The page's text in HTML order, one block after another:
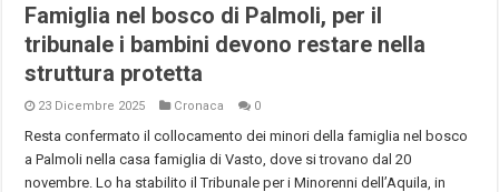
Famiglia nel bosco di Palmoli, per il
tribunale i bambini devono restare nella
struttura protetta
23 Dicembre 2025 Cronaca 0
Resta confermato il collocamento dei minori della famiglia nel bosco
a Palmoli nella casa famiglia di Vasto, dove si trovano dal 20
novembre. Lo ha stabilito il Tribunale per i Minorenni dell’Aquila, in